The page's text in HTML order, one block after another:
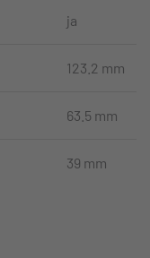
ja
123.2 mm
63.5 mm
39 mm